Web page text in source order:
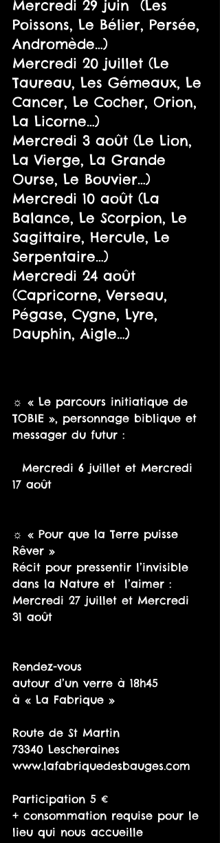
Mercredi 29 juin  (Les
Poissons, Le Bélier, Persée,
Andromède…)
Mercredi 20 juillet (Le
Taureau, Les Gémeaux, Le
Cancer, Le Cocher, Orion,
La Licorne…)
Mercredi 3 août (Le Lion,
La Vierge, La Grande
Ourse, Le Bouvier…)
Mercredi 10 août (La
Balance, Le Scorpion, Le
Sagittaire, Hercule, Le
Serpentaire…)
Mercredi 24 août
(Capricorne, Verseau,
Pégase, Cygne, Lyre,
Dauphin, Aigle…)
☼ « Le parcours initiatique de
TOBIE », personnage biblique et
messager du futur :
17 août
☼ « Pour que la Terre puisse
Rêver »
Récit pour pressentir l’invisible
dans la Nature et  l’aimer :
Mercredi 27 juillet et Mercredi
31 août
Rendez-vous
autour d’un verre à 18h45
à « La Fabrique »
Route de St Martin
73340 Lescheraines
www.lafabriquedesbauges.com
Participation 5 €
+ consommation requise pour le
lieu qui nous accueille